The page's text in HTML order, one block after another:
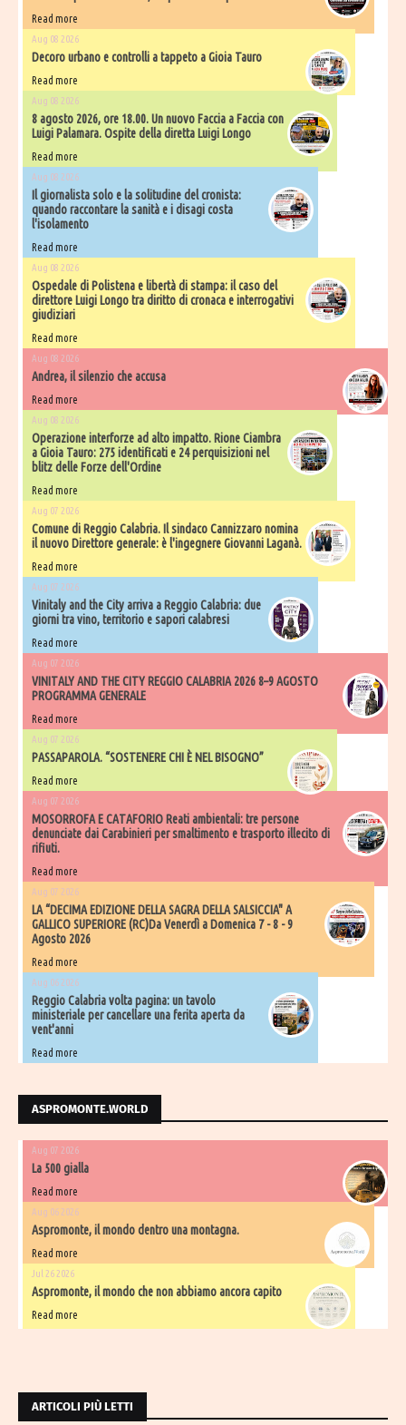
Read more
Aug 08 2026
Decoro urbano e controlli a tappeto a Gioia Tauro
Read more
Aug 08 2026
8 agosto 2026, ore 18.00. Un nuovo Faccia a Faccia con
Luigi Palamara. Ospite della diretta Luigi Longo
Read more
Aug 08 2026
Il giornalista solo e la solitudine del cronista:
quando raccontare la sanità e i disagi costa
l'isolamento
Read more
Aug 08 2026
Ospedale di Polistena e libertà di stampa: il caso del
direttore Luigi Longo tra diritto di cronaca e interrogativi
giudiziari
Read more
Aug 08 2026
Andrea, il silenzio che accusa
Read more
Aug 08 2026
Operazione interforze ad alto impatto. Rione Ciambra
a Gioia Tauro: 275 identificati e 24 perquisizioni nel
blitz delle Forze dell'Ordine
Read more
Aug 07 2026
Comune di Reggio Calabria. Il sindaco Cannizzaro nomina
il nuovo Direttore generale: è l'ingegnere Giovanni Laganà.
Read more
Aug 07 2026
Vinitaly and the City arriva a Reggio Calabria: due
giorni tra vino, territorio e sapori calabresi
Read more
Aug 07 2026
VINITALY AND THE CITY REGGIO CALABRIA 2026 8–9 AGOSTO
PROGRAMMA GENERALE
Read more
Aug 07 2026
PASSAPAROLA. “SOSTENERE CHI È NEL BISOGNO”
Read more
Aug 07 2026
MOSORROFA E CATAFORIO Reati ambientali: tre persone
denunciate dai Carabinieri per smaltimento e trasporto illecito di
rifiuti.
Read more
Aug 07 2026
LA “DECIMA EDIZIONE DELLA SAGRA DELLA SALSICCIA" A
GALLICO SUPERIORE (RC)Da Venerdì a Domenica 7 - 8 - 9
Agosto 2026
Read more
Aug 06 2026
​Reggio Calabria volta pagina: un tavolo
ministeriale per cancellare una ferita aperta da
vent'anni
Read more
ASPROMONTE.WORLD
Aug 07 2026
La 500 gialla
Read more
Aug 06 2026
Aspromonte, il mondo dentro una montagna.
Read more
Jul 26 2026
Aspromonte, il mondo che non abbiamo ancora capito
Read more
ARTICOLI PIÙ LETTI